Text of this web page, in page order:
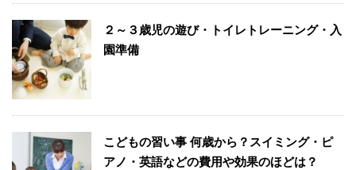
２～３歳児の遊び・トイレトレーニング・入
園準備
こどもの習い事 何歳から？スイミング・ピ
アノ・英語などの費用や効果のほどは？